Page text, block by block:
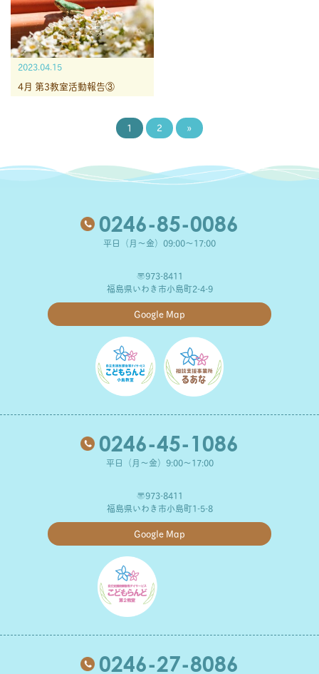
2023.04.15
4月 第3教室活動報告③
1 2 »
0246-85-0086
平日（月～金）09:00～17:00
〒973-8411
福島県いわき市小島町2-4-9
Google Map
0246-45-1086
平日（月～金）9:00～17:00
〒973-8411
福島県いわき市小島町1-5-8
Google Map
0246-27-8086